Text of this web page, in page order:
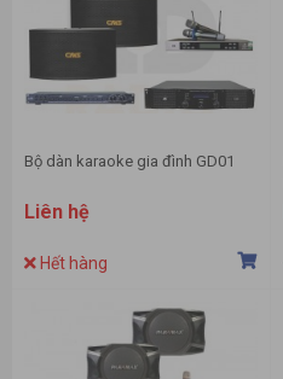
Bộ dàn karaoke gia đình GD01
Liên hệ
Hết hàng